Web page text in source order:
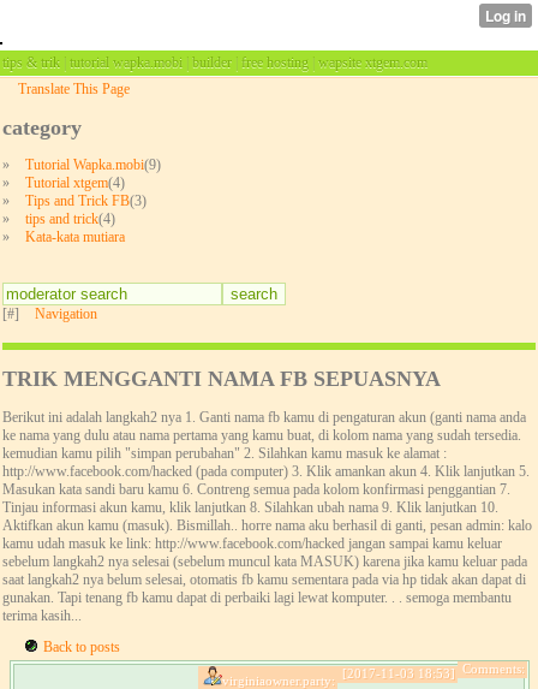
tips & trik | tutorial wapka.mobi | builder | free hosting | wapsite xtgem.com
Translate This Page
category
» Tutorial Wapka.mobi(9)
»
Tutorial xtgem(4)
»
Tips and Trick FB(3)
»
tips and trick(4)
»
Kata-kata mutiara
[#] Navigation
TRIK MENGGANTI NAMA FB SEPUASNYA
Berikut ini adalah langkah2 nya 1. Ganti nama fb kamu di pengaturan akun (ganti nama anda
ke nama yang dulu atau nama pertama yang kamu buat, di kolom nama yang sudah tersedia.
kemudian kamu pilih "simpan perubahan" 2. Silahkan kamu masuk ke alamat :
http://www.facebook.com/hacked (pada computer) 3. Klik amankan akun 4. Klik lanjutkan 5.
Masukan kata sandi baru kamu 6. Contreng semua pada kolom konfirmasi penggantian 7.
Tinjau informasi akun kamu, klik lanjutkan 8. Silahkan ubah nama 9. Klik lanjutkan 10.
Aktifkan akun kamu (masuk). Bismillah.. horre nama aku berhasil di ganti, pesan admin: kalo
kamu udah masuk ke link: http://www.facebook.com/hacked jangan sampai kamu keluar
sebelum langkah2 nya selesai (sebelum muncul kata MASUK) karena jika kamu keluar pada
saat langkah2 nya belum selesai, otomatis fb kamu sementara pada via hp tidak akan dapat di
gunakan. Tapi tenang fb kamu dapat di perbaiki lagi lewat komputer. . . semoga membantu
terima kasih...
Back to posts
Comments:
[2017-11-03 18:53]
virginiaowner.party: